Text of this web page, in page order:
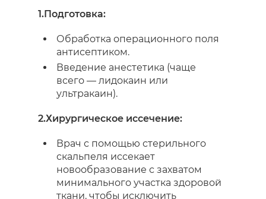
1.Подготовка:
Обработка операционного поля
антисептиком.
Введение анестетика (чаще
всего — лидокаин или
ультракаин).
2.Хирургическое иссечение:
Врач с помощью стерильного
скальпеля иссекает
новообразование с захватом
минимального участка здоровой
ткани, чтобы исключить